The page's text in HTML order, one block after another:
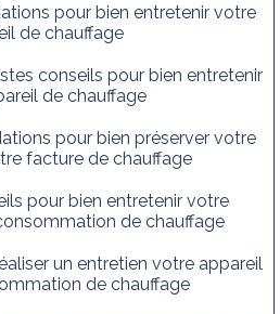
pour bien entretenir votre
de chauffage
conseils pour bien entretenir
de chauffage
pour bien préserver votre
facture de chauffage
pour bien entretenir votre
de chauffage
un entretien votre appareil
de chauffage